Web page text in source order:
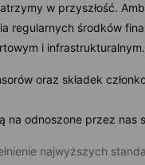
w przyszłość.
regularnych środków
i infrastrukturalnym.
oraz składek
na odnoszone przez
najwyższych